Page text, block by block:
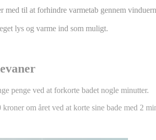
til at forhindre varmetab gennem
lys og varme ind som muligt.
penge ved at forkorte badet nogle minutter.
om året ved at korte sine bade med 2